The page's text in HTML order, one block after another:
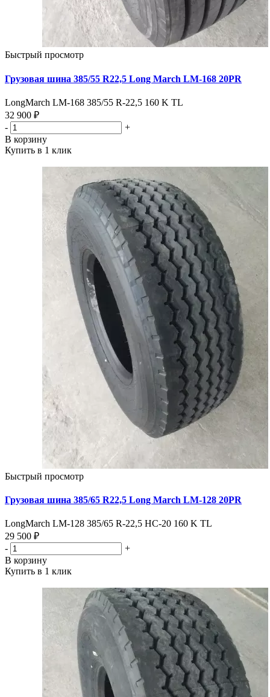
Быстрый просмотр
Грузовая шина 385/55 R22,5 Long March LM-168 20PR
LongMarch LM-168 385/55 R-22,5 160 K TL
32 900 ₽
-
+
В корзину
Купить в 1 клик
Быстрый просмотр
Грузовая шина 385/65 R22,5 Long March LM-128 20PR
LongMarch LM-128 385/65 R-22,5 НС-20 160 K TL
29 500 ₽
-
+
В корзину
Купить в 1 клик